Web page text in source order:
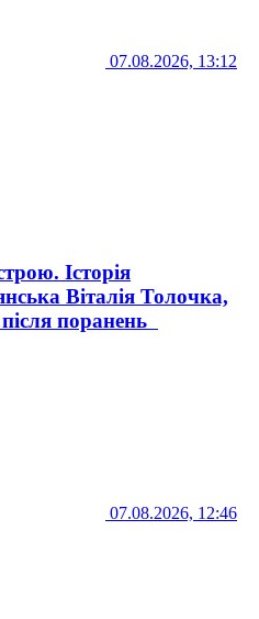
07.08.2026, 13:12
Історія
Віталія Толочка,
поранень
07.08.2026, 12:46